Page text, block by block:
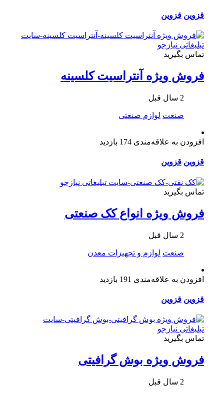
قزوین قزوین
تماس بگیرید
فروش ویژه آنتراسیت کلسینه
2 سال قبل
صنعت لوازم صنعتی
افزودن به علاقه‌مندی 174 بازدید
قزوین قزوین
تماس بگیرید
فروش ویژه انواع کک صنعتی
2 سال قبل
صنعت لوازم و تجهیزات معدن
افزودن به علاقه‌مندی 191 بازدید
قزوین قزوین
تماس بگیرید
فروش ویژه بوش گرافیتی
2 سال قبل